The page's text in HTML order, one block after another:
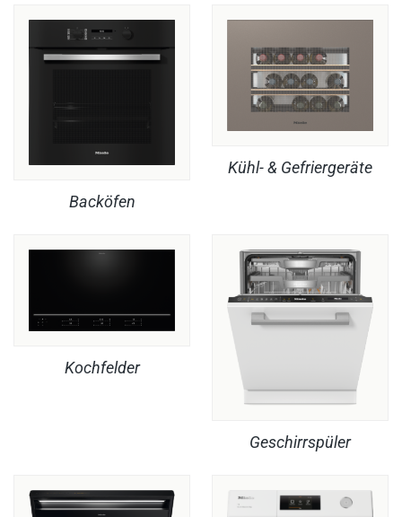
Backöfen
Kühl- & Gefriergeräte
Kochfelder
Geschirrspüler